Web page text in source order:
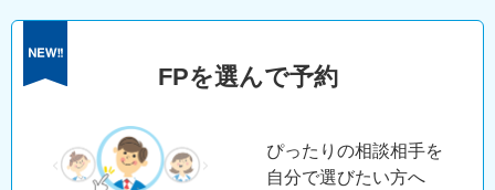
FPを選んで予約
ぴったりの相談相手を
自分で選びたい方へ